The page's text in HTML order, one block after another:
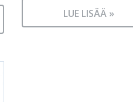
LUE LISÄÄ »